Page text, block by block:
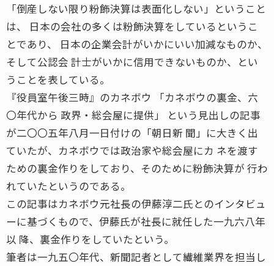
「倒産しない限り粉飾決算は表面化しない」ということ
は、 日本の会社の多くは粉飾決算をしているというこ
とであり、 日本の企業会計がいかにいい加減なものか、
そして公認会 計士がいかに信用できないものか、とい
うことを表している。
『役員室午後三時』のカネボウ 「カネボウの裏金、六
〇年代から 政界・総会屋に提供」 という見出しの記事
が二〇〇五年八月一日付けの「朝日新 聞」に大きく出
ていたが、カネボウでは政治家や総会屋にカ ネを渡す
ための裏金作りをしており、そのために粉飾決算が 行わ
れていたというのである。
この記事はカネボウ元社長の伊藤淳二氏とのインタビュ
ーに基づくもので、伊藤氏が社長に就任した一九六八年
以 降、裏金作りをしていたという。
筆者は一九五〇年代、新聞記者として繊維業界を担当し